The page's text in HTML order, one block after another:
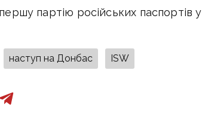
партію російських паспортів у
наступ на Донбас ISW